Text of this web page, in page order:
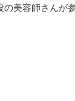
の美容師さんが